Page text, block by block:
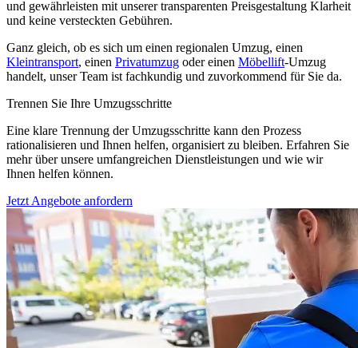
und gewährleisten mit unserer transparenten Preisgestaltung Klarheit
und keine versteckten Gebühren.
Ganz gleich, ob es sich um einen regionalen Umzug, einen
Kleintransport, einen Privatumzug oder einen Möbellift-Umzug
handelt, unser Team ist fachkundig und zuvorkommend für Sie da.
Trennen Sie Ihre Umzugsschritte
Eine klare Trennung der Umzugsschritte kann den Prozess
rationalisieren und Ihnen helfen, organisiert zu bleiben. Erfahren Sie
mehr über unsere umfangreichen Dienstleistungen und wie wir
Ihnen helfen können.
Jetzt Angebote anfordern